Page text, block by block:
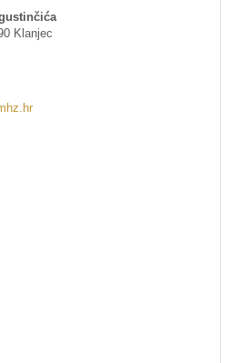
Klanjec